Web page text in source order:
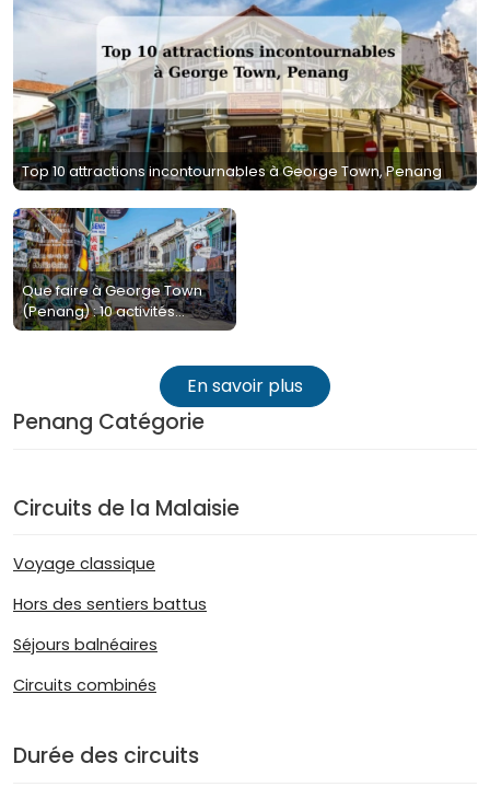
Top 10 attractions incontournables à George Town, Penang
Que faire à George Town
(Penang) : 10 activités
incontournables
En savoir plus
Penang Catégorie
Circuits de la Malaisie
Voyage classique
Hors des sentiers battus
Séjours balnéaires
Circuits combinés
Durée des circuits